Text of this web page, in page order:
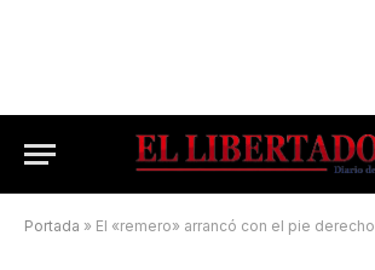
Portada » El «remero» arrancó con el pie derecho